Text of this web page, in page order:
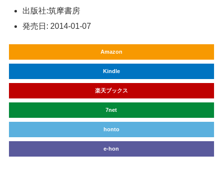
出版社:筑摩書房
発売日: 2014-01-07
Amazon
Kindle
楽天ブックス
7net
honto
e-hon